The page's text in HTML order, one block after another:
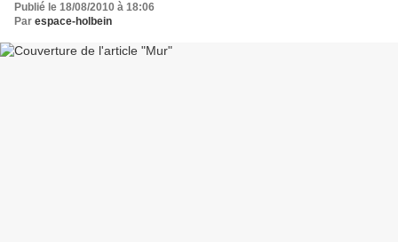
Publié le 18/08/2010 à 18:06
Par espace-holbein